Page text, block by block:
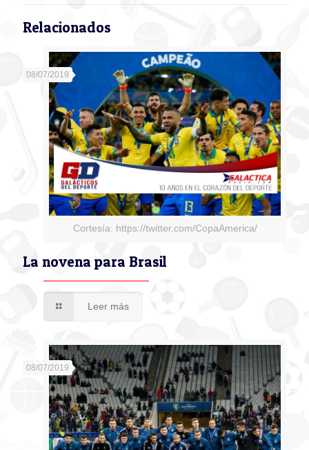
Relacionados
Cortesía: https://twitter.com/CopaAmerica/
08/07/2019
La novena para Brasil
Leer más
08/07/2019